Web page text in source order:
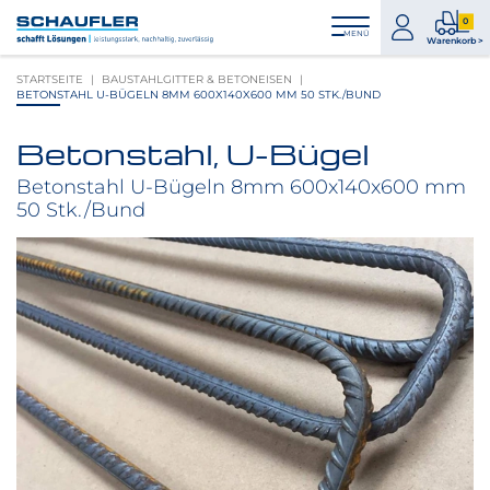
Inhalt
Hauptnavigation
Footernavigation
Logo
Schaufler
verlinkt
zur
MENÜ
zum
Konto
0
Warenkorb >
0
STARTSEITE
BAUSTAHLGITTER & BETONEISEN
BETONSTAHL U-BÜGELN 8MM 600X140X600 MM 50 STK./BUND
Produktbilder
Betonstahl, U-Bügel
Betonstahl U-Bügeln 8mm 600x140x600 mm
50 Stk./Bund